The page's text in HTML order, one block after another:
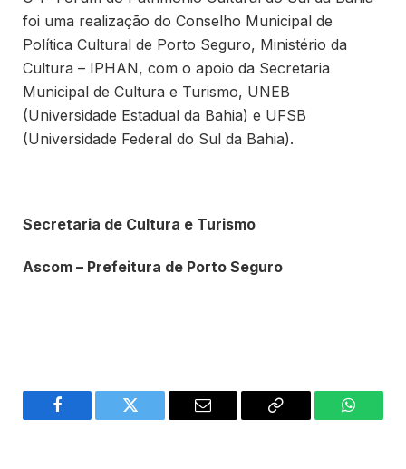
foi uma realização do Conselho Municipal de
Política Cultural de Porto Seguro, Ministério da
Cultura – IPHAN, com o apoio da Secretaria
Municipal de Cultura e Turismo, UNEB
(Universidade Estadual da Bahia) e UFSB
(Universidade Federal do Sul da Bahia).
Secretaria de Cultura e Turismo
Ascom – Prefeitura de Porto Seguro
Facebook Twitter Email
Copy